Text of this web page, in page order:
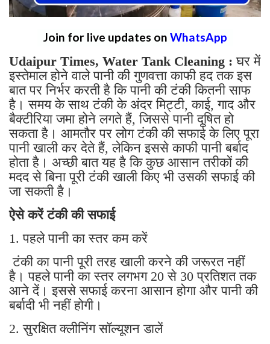
Join for live updates on WhatsApp
Udaipur Times, Water Tank Cleaning : घर में
इस्तेमाल होने वाले पानी की गुणवत्ता काफी हद तक इस
बात पर निर्भर करती है कि पानी की टंकी कितनी साफ
है। समय के साथ टंकी के अंदर मिट्टी, काई, गाद और
बैक्टीरिया जमा होने लगते हैं, जिससे पानी दूषित हो
सकता है। आमतौर पर लोग टंकी की सफाई के लिए पूरा
पानी खाली कर देते हैं, लेकिन इससे काफी पानी बर्बाद
होता है। अच्छी बात यह है कि कुछ आसान तरीकों की
मदद से बिना पूरी टंकी खाली किए भी उसकी सफाई की
जा सकती है।
ऐसे करें टंकी की सफाई
1. पहले पानी का स्तर कम करें
टंकी का पानी पूरी तरह खाली करने की जरूरत नहीं
है। पहले पानी का स्तर लगभग 20 से 30 प्रतिशत तक
आने दें। इससे सफाई करना आसान होगा और पानी की
बर्बादी भी नहीं होगी।
2. सुरक्षित क्लीनिंग सॉल्यूशन डालें